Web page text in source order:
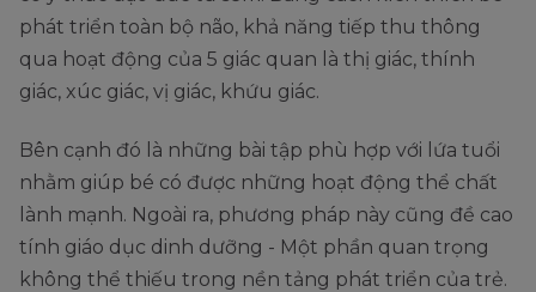
phát triển toàn bộ não, khả năng tiếp thu thông
qua hoạt động của 5 giác quan là thị giác, thính
giác, xúc giác, vị giác, khứu giác.
Bên cạnh đó là những bài tập phù hợp với lứa tuổi
nhằm giúp bé có được những hoạt động thể chất
lành mạnh. Ngoài ra, phương pháp này cũng đề cao
tính giáo dục dinh dưỡng - Một phần quan trọng
không thể thiếu trong nền tảng phát triển của trẻ.